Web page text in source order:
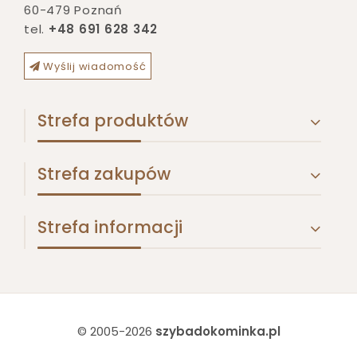
60-479 Poznań
tel. +48 691 628 342
Wyślij wiadomość
Strefa produktów
Strefa zakupów
Strefa informacji
© 2005-2026 szybadokominka.pl